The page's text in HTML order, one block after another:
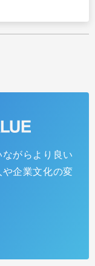
がらより良い
企業文化の変